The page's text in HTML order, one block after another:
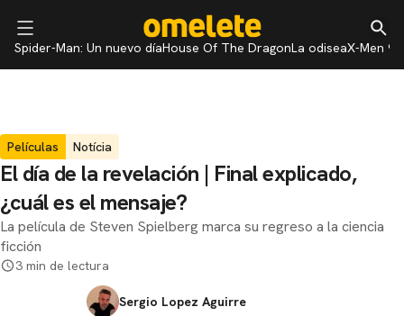
Spider-Man: Un nuevo díaHouse Of The DragonLa odiseaX-Men 97
Películas Notícia
El día de la revelación | Final explicado,
¿cuál es el mensaje?
La película de Steven Spielberg marca su regreso a la ciencia
ficción
3 min de lectura
Sergio Lopez Aguirre